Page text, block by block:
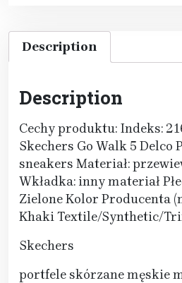
Description
Description
Cechy produktu: Indeks:
Skechers Go Walk 5 Delco
sneakers Materiał:
Wkładka: inny materiał
Zielone Kolor Producenta
Khaki Textile/Synthetic/
Skechers
portfele skórzane męskie